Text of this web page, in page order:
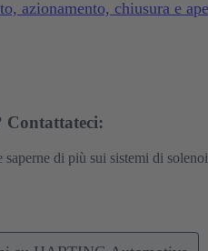
azionamento, chiusura e
Contattateci:
saperne di più sui sistemi di